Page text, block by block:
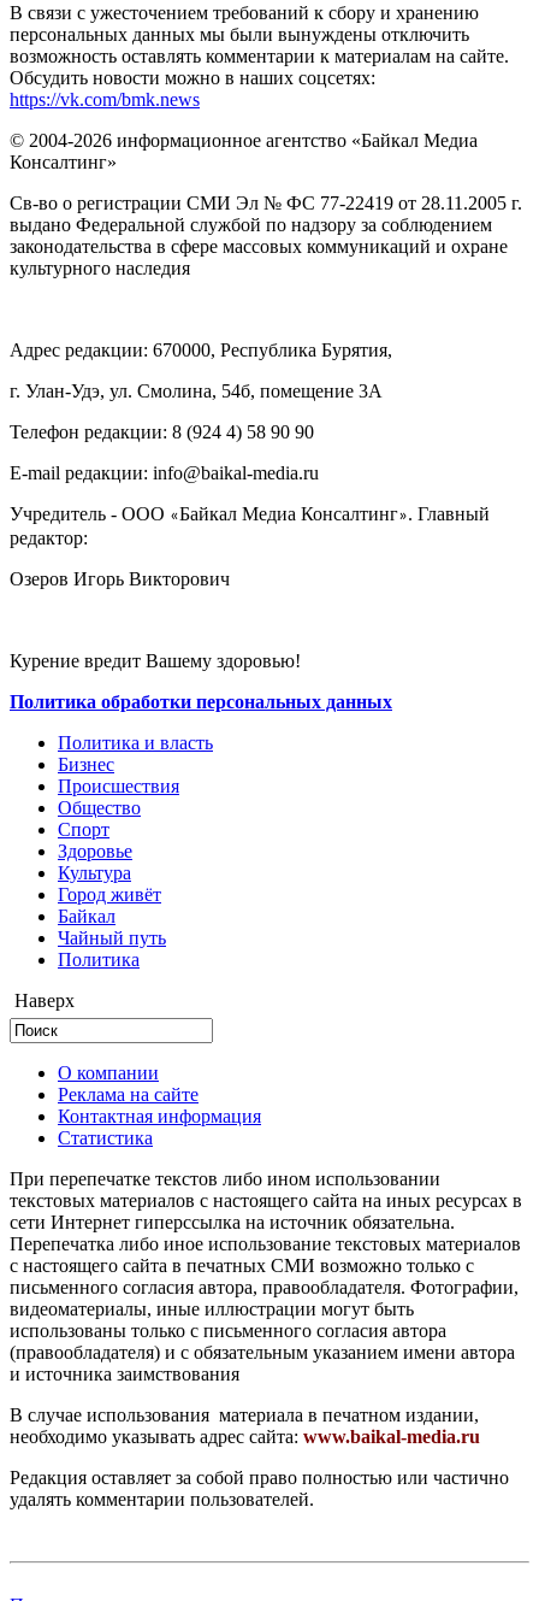
В связи с ужесточением требований к сбору и хранению
персональных данных мы были вынуждены отключить
возможность оставлять комментарии к материалам на сайте.
Обсудить новости можно в наших соцсетях:
https://vk.com/bmk.news
© 2004-2026 информационное агентство «Байкал Медиа
Консалтинг»
Св-во о регистрации СМИ Эл № ФС 77-22419 от 28.11.2005 г.
выдано Федеральной службой по надзору за соблюдением
законодательства в сфере массовых коммуникаций и охране
культурного наследия
Адрес редакции: 670000, Республика Бурятия,
г. Улан-Удэ, ул. Смолина, 54б, помещение 3А
Телефон редакции: ‎‎8 (924 4) 58 90 90
E-mail редакции: info@baikal-media.ru
Учредитель - ООО «Байкал Медиа Консалтинг». Главный
редактор:
Озеров Игорь Викторович
Курение вредит Вашему здоровью!
Политика обработки персональных данных
Политика и власть
Бизнес
Происшествия
Общество
Cпорт
Здоровье
Культура
Город живёт
Байкал
Чайный путь
Политика
Наверх
О компании
Реклама на сайте
Контактная информация
Статистика
При перепечатке текстов либо ином использовании
текстовых материалов с настоящего сайта на иных ресурсах в
сети Интернет гиперссылка на источник обязательна.
Перепечатка либо иное использование текстовых материалов
с настоящего сайта в печатных СМИ возможно только с
письменного согласия автора, правообладателя. Фотографии,
видеоматериалы, иные иллюстрации могут быть
использованы только с письменного согласия автора
(правообладателя) и с обязательным указанием имени автора
и источника заимствования
В случае использования материала в печатном издании,
необходимо указывать адрес сайта: www.baikal-media.ru
Редакция оставляет за собой право полностью или частично
удалять комментарии пользователей.